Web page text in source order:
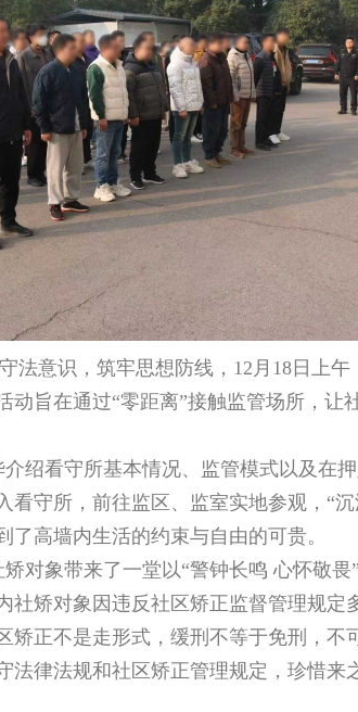
意识，筑牢思想防线，12月18日上午
旨在通过“零距离”接触监管场所，让
绍看守所基本情况、监管模式以及在
守所，前往监区、监室实地参观，“
高墙内生活的约束与自由的可贵。
对象带来了一堂以“警钟长鸣 心怀敬
矫对象因违反社区矫正监督管理规定
正不是走形式，缓刑不等于免刑，
律法规和社区矫正管理规定，珍惜